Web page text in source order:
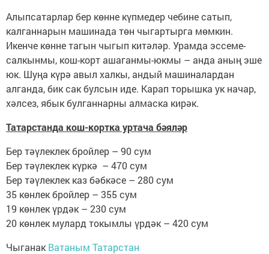
Алыпсатарлар бер көнне күпмедер чебине сатып,
калганнарын машинада төн чыгартырга мөмкин.
Икенче көнне тагын чыгып китәләр. Урамда эссеме-
салкынмы, кош-корт ашаганмы-юкмы – анда аның эше
юк. Шуңа күрә авыл халкы, андый машиналардан
алганда, бик сак булсын иде. Карап торышка ук начар,
хәлсез, ябык булганнарны алмаска кирәк.
Татарстанда кош-кортка уртача бәяләр
Бер тәүлеклек бройлер – 90 сум
Бер тәүлеклек күркә – 470 сум
Бер тәүлеклек каз бәбкәсе – 280 сум
35 көнлек бройлер – 355 сум
19 көнлек үрдәк – 230 сум
20 көнлек мулард токымлы үрдәк – 420 сум
ЧыганакВатаным Татарстан